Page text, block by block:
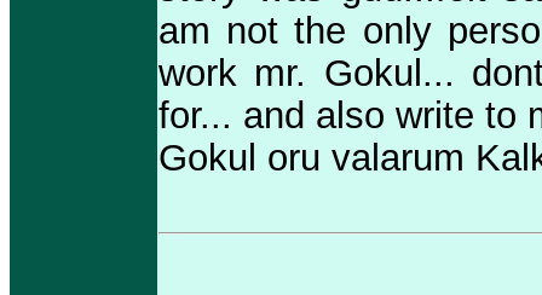
am not the only
work mr. Gokul...
for... and also write to
Gokul oru valarum